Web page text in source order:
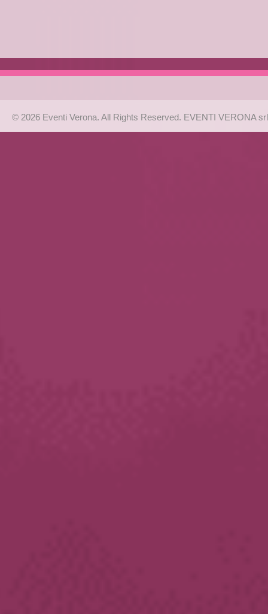
© 2026 Eventi Verona. All Rights Reserved. EVENTI VERONA